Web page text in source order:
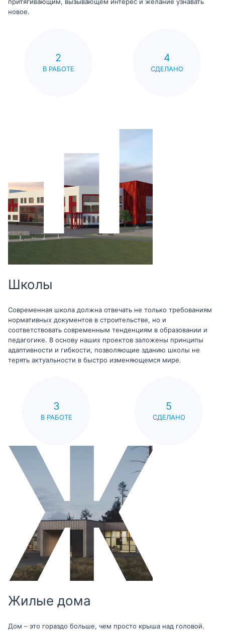
притягивающим, вызывающем интерес и желание узнавать
новое.
2
В РАБОТЕ
4
СДЕЛАНО
Школы
Современная школа должна отвечать не только требованиям
нормативных документов в строительстве, но и
соответствовать современным тенденциям в образовании и
педагогике. В основу наших проектов заложены принципы
адаптивности и гибкости, позволяющие зданию школы не
терять актуальности в быстро изменяющемся мире.
3
В РАБОТЕ
5
СДЕЛАНО
Жилые дома
Дом – это гораздо больше, чем просто крыша над головой.